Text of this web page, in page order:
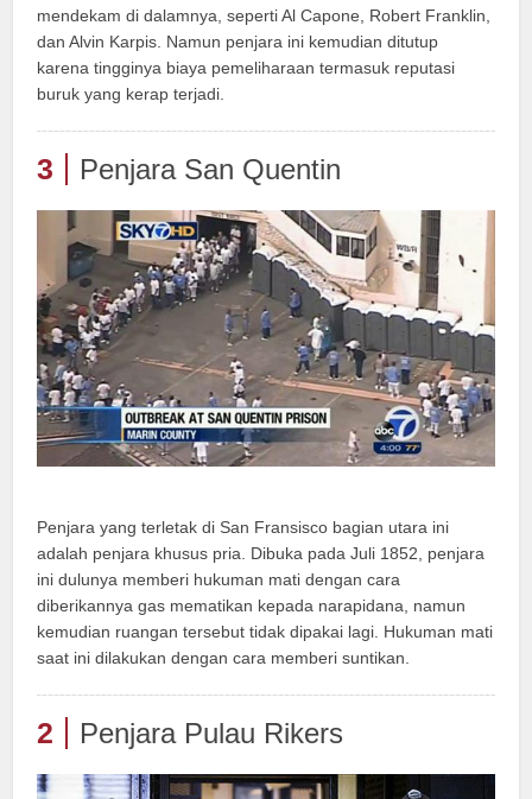
mendekam di dalamnya, seperti Al Capone, Robert Franklin,
dan Alvin Karpis. Namun penjara ini kemudian ditutup
karena tingginya biaya pemeliharaan termasuk reputasi
buruk yang kerap terjadi.
3 Penjara San Quentin
Penjara yang terletak di San Fransisco bagian utara ini
adalah penjara khusus pria. Dibuka pada Juli 1852, penjara
ini dulunya memberi hukuman mati dengan cara
diberikannya gas mematikan kepada narapidana, namun
kemudian ruangan tersebut tidak dipakai lagi. Hukuman mati
saat ini dilakukan dengan cara memberi suntikan.
2 Penjara Pulau Rikers